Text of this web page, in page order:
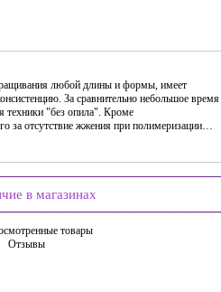
любой длины и формы, имеет
За сравнительно небольшое время
техники "без опила". Кроме
за отсутствие жжения при полимеризации…
в магазинах
товары
Отзывы